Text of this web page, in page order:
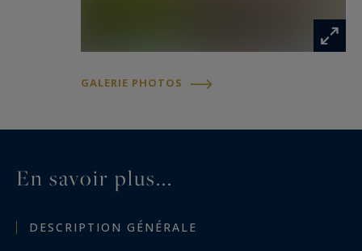
GALERIE PHOTOS
En savoir plus...
DESCRIPTION GÉNÉRALE